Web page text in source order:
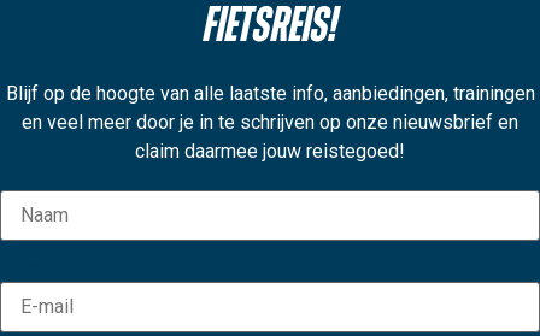
fietsreis!
Blijf op de hoogte van alle laatste info, aanbiedingen, trainingen
en veel meer door je in te schrijven op onze nieuwsbrief en
claim daarmee jouw reistegoed!